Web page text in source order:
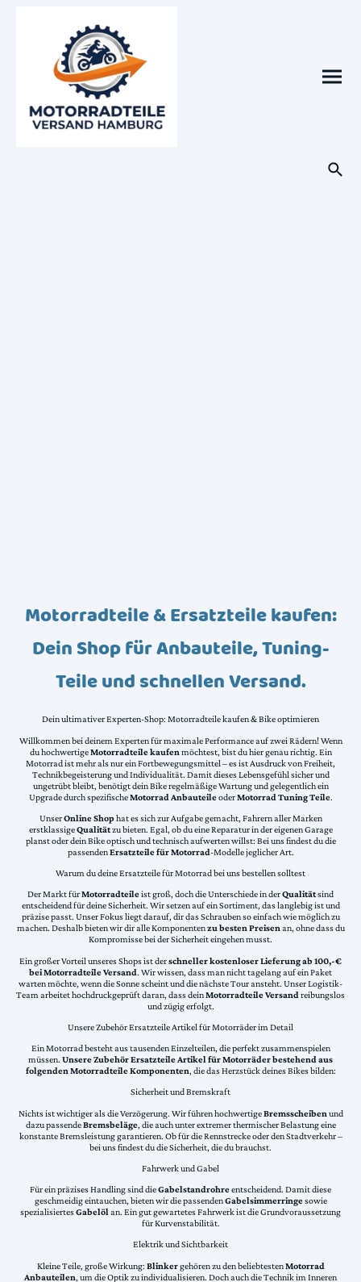
Motorradteile & Ersatzteile kaufen:
Dein Shop für Anbauteile, Tuning-
Teile und schnellen Versand.
Dein ultimativer Experten-Shop: Motorradteile kaufen & Bike optimieren
Willkommen bei deinem Experten für maximale Performance auf zwei Rädern! Wenn
du hochwertigeMotorradteile kaufen möchtest, bist du hier genau richtig. Ein
Motorrad ist mehr als nur ein Fortbewegungsmittel – es ist Ausdruck von Freiheit,
Technikbegeisterung und Individualität. Damit dieses Lebensgefühl sicher und
ungetrübt bleibt, benötigt dein Bike regelmäßige Wartung und gelegentlich ein
Upgrade durch spezifischeMotorrad AnbauteileoderMotorrad Tuning Teile.
UnserOnline Shophat es sich zur Aufgabe gemacht, Fahrern aller Marken
erstklassigeQualitätzu bieten. Egal, ob du eine Reparatur in der eigenen Garage
planst oder dein Bike optisch und technisch aufwerten willst: Bei uns findest du die
passendenErsatzteile für Motorrad-Modelle jeglicher Art.
Warum du deine Ersatzteile für Motorrad bei uns bestellen solltest
Der Markt fürMotorradteileist groß, doch die Unterschiede in derQualitätsind
entscheidend für deine Sicherheit. Wir setzen auf ein Sortiment, das langlebig ist und
präzise passt. Unser Fokus liegt darauf, dir das Schrauben so einfach wie möglich zu
machen. Deshalb bieten wir dir alle Komponentenzu besten Preisenan, ohne dass du
Kompromisse bei der Sicherheit eingehen musst.
Ein großer Vorteil unseres Shops ist derschneller kostenloser Lieferung ab 100,-€
bei Motorradteile Versand. Wir wissen, dass man nicht tagelang auf ein Paket
warten möchte, wenn die Sonne scheint und die nächste Tour ansteht. Unser Logistik-
Team arbeitet hochdruckgeprüft daran, dass deinMotorradteile Versand reibungslos
und zügig erfolgt.
Unsere Zubehör Ersatzteile Artikel für Motorräder im Detail
Ein Motorrad besteht aus tausenden Einzelteilen, die perfekt zusammenspielen
müssen. Unsere Zubehör Ersatzteile Artikel für Motorräder bestehend aus
folgenden Motorradteile Komponenten, die das Herzstück deines Bikes bilden:
Sicherheit und Bremskraft
Nichts ist wichtiger als die Verzögerung. Wir führen hochwertigeBremsscheiben und
dazu passendeBremsbeläge, die auch unter extremer thermischer Belastung eine
konstante Bremsleistung garantieren. Ob für die Rennstrecke oder den Stadtverkehr –
bei uns findest du die Sicherheit, die du brauchst.
Fahrwerk und Gabel
Für ein präzises Handling sind dieGabelstandrohreentscheidend. Damit diese
geschmeidig eintauchen, bieten wir die passendenGabelsimmerringesowie
spezialisiertesGabelölan. Ein gut gewartetes Fahrwerk ist die Grundvoraussetzung
für Kurvenstabilität.
Elektrik und Sichtbarkeit
Kleine Teile, große Wirkung: Blinkergehören zu den beliebtestenMotorrad
Anbauteilen, um die Optik zu individualisieren. Doch auch die Technik im Inneren